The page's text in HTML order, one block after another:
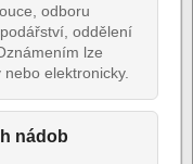
odboru
oddělení
lze
elektronicky.
nádob